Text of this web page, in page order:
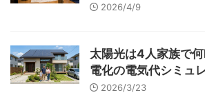
2026/4/9
太陽光は4人家族で
電化の電気代シミュ
2026/3/23